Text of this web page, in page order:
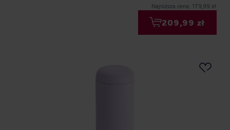
Najniższa cena: 179,99 zł
209,99 zł